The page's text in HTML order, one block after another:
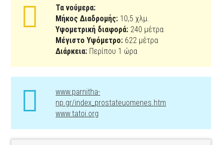
Τα νούμερα:
Μήκος Διαδρομής: 10,5 χλμ.
Υψομετρική διαφορά: 240 μέτρα
Μέγιστο Υψόμετρο: 622 μέτρα
Διάρκεια: Περίπου 1 ώρα
www.parnitha-
np.gr/index_prostateuomenes.htm
www.tatoi.org